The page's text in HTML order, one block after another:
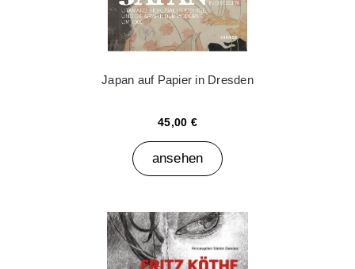
Japan auf Papier in Dresden
45,00 €
ansehen